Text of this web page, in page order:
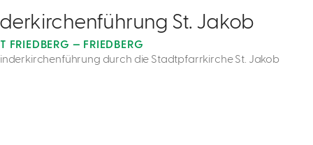
St. Jakob
FRIEDBERG — FRIEDBERG
durch die Stadtpfarrkirche St. Jakob